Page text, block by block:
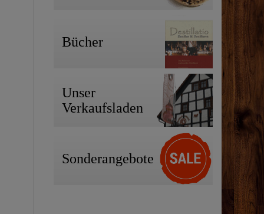
Bücher
Unser
Verkaufsladen
Sonderangebote